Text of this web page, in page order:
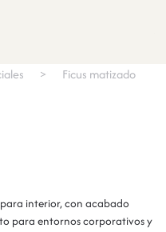
Ficus matizado
interior, con acabado
para entornos corporativos y